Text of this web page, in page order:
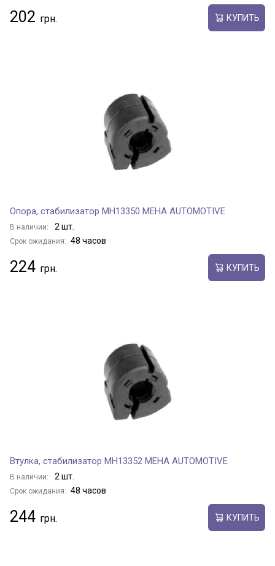
202 КУПИТЬ
Опора, стабилизатор MH13350 MEHA AUTOMOTIVE
В наличии: 2 шт.
Срок ожидания: 48 часов
224 КУПИТЬ
Втулка, стабилизатор MH13352 MEHA AUTOMOTIVE
В наличии: 2 шт.
Срок ожидания: 48 часов
244 КУПИТЬ